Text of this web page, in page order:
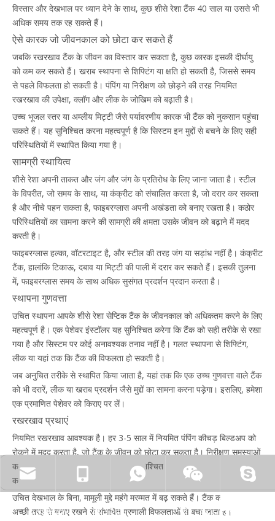
विस्तार और देखभाल पर ध्यान देने के साथ, कुछ शीसे रेशा टैंक 40 साल या उससे भी
अधिक समय तक रह सकते हैं।
ऐसे कारक जो जीवनकाल को छोटा कर सकते हैं
जबकि रखरखाव टैंक के जीवन का विस्तार कर सकता है, कुछ कारक इसकी दीर्घायु
को कम कर सकते हैं। खराब स्थापना से शिफ्टिंग या क्षति हो सकती है, जिससे समय
से पहले विफलता हो सकती है। पंपिंग या निरीक्षण को छोड़ने की तरह नियमित
रखरखाव की उपेक्षा, क्लॉग और लीक के जोखिम को बढ़ाती है।
उच्च भूजल स्तर या अम्लीय मिट्टी जैसे पर्यावरणीय कारक भी टैंक को नुकसान पहुंचा
सकते हैं। यह सुनिश्चित करना महत्वपूर्ण है कि सिस्टम इन मुद्दों से बचने के लिए सही
परिस्थितियों में स्थापित किया गया है।
सामग्री स्थायित्व
शीसे रेशा अपनी ताकत और जंग और जंग के प्रतिरोध के लिए जाना जाता है। स्टील
के विपरीत, जो समय के साथ, या कंक्रीट को संचालित करता है, जो दरार कर सकता
है और नीचे पहन सकता है, फाइबरग्लास अपनी अखंडता को बनाए रखता है। कठोर
परिस्थितियों का सामना करने की सामग्री की क्षमता उसके जीवन को बढ़ाने में मदद
करती है।
फाइबरग्लास हल्का, वॉटरटाइट है, और स्टील की तरह जंग या सड़ांध नहीं है। कंक्रीट
टैंक, हालांकि टिकाऊ, दबाव या मिट्टी की पाली में दरार कर सकते हैं। इसकी तुलना
में, फाइबरग्लास समय के साथ अधिक सुसंगत प्रदर्शन प्रदान करता है।
स्थापना गुणवत्ता
उचित स्थापना आपके शीसे रेशा सेप्टिक टैंक के जीवनकाल को अधिकतम करने के लिए
महत्वपूर्ण है। एक पेशेवर इंस्टॉलर यह सुनिश्चित करेगा कि टैंक को सही तरीके से रखा
गया है और सिस्टम पर कोई अनावश्यक तनाव नहीं है। गलत स्थापना से शिफ्टिंग,
लीक या यहां तक कि टैंक की विफलता हो सकती है।
जब अनुचित तरीके से स्थापित किया जाता है, यहां तक कि एक उच्च गुणवत्ता वाले टैंक
को भी दरारें, लीक या खराब प्रदर्शन जैसे मुद्दों का सामना करना पड़ेगा। इसलिए, हमेशा
एक प्रमाणित पेशेवर को किराए पर लें।
रखरखाव प्रथाएं
नियमित रखरखाव आवश्यक है। हर 3-5 साल में नियमित पंपिंग कीचड़ बिल्डअप को
रोकने में मदद करता है, जो टैंक के जीवन को छोटा कर सकता है। निरीक्षण समस्याओं
का शुरुआती पता लगाने, समय पर मरम्मत सुनिश्चित करने और टैंक की प्रभावशीलता
का विस्तार करने की अनुमति देते हैं।
उचित देखभाल के बिना, मामूली मुद्दे महंगे मरम्मत में बढ़ सकते हैं। टैंक को साफ और
अच्छी तरह से बनाए रखने से संभावित प्रणाली विफलताओं से बचा जाता है।
zhyfrp@zhyfrp.com.cn
sale@zhyfrp.com.cn
+86 15801078718
+86 15005619161
+86 15005619161
+86 18297984288